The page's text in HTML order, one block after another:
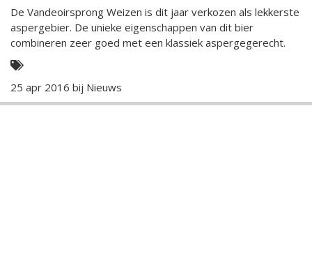
De Vandeoirsprong Weizen is dit jaar verkozen als lekkerste
aspergebier. De unieke eigenschappen van dit bier
combineren zeer goed met een klassiek aspergegerecht.
25 apr 2016 bij Nieuws